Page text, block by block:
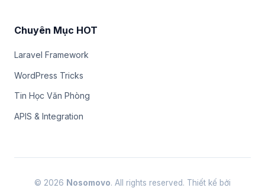
Chuyên Mục HOT
Laravel Framework
WordPress Tricks
Tin Học Văn Phòng
APIS & Integration
© 2026 Nosomovo. All rights reserved. Thiết kế bởi